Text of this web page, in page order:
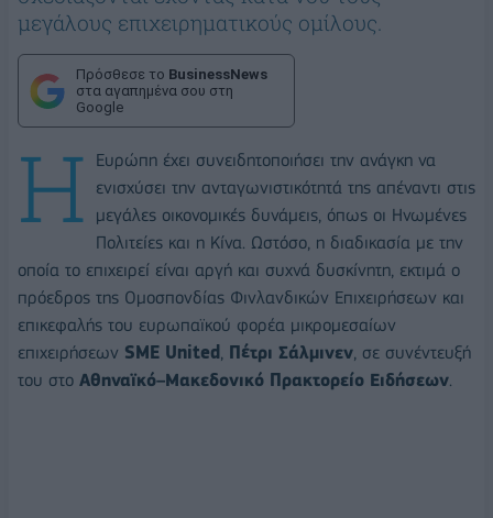
μεγάλους επιχειρηματικούς ομίλους.
Πρόσθεσε το BusinessNews
στα αγαπημένα σου στη
Google
Η
Ευρώπη έχει συνειδητοποιήσει την ανάγκη να
ενισχύσει την ανταγωνιστικότητά της απέναντι στις
μεγάλες οικονομικές δυνάμεις, όπως οι Ηνωμένες
Πολιτείες και η Κίνα. Ωστόσο, η διαδικασία με την
οποία το επιχειρεί είναι αργή και συχνά δυσκίνητη, εκτιμά ο
πρόεδρος της Ομοσπονδίας Φινλανδικών Επιχειρήσεων και
επικεφαλής του ευρωπαϊκού φορέα μικρομεσαίων
επιχειρήσεων SME United , Πέτρι Σάλμινεν, σε συνέντευξή
του στο Αθηναϊκό–Μακεδονικό Πρακτορείο Ειδήσεων.